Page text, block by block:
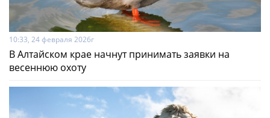
10:33, 24 февраля 2026г
В Алтайском крае начнут принимать заявки на
весеннюю охоту